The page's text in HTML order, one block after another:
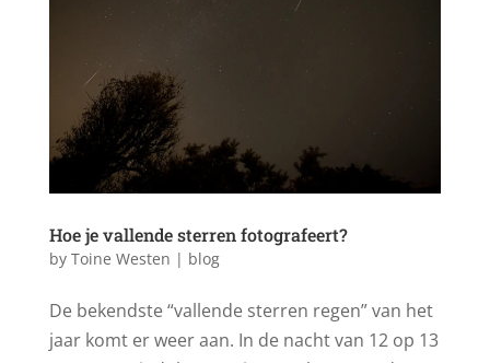
Hoe je vallende sterren fotografeert?
by Toine Westen | blog
De bekendste “vallende sterren regen” van het
jaar komt er weer aan. In de nacht van 12 op 13